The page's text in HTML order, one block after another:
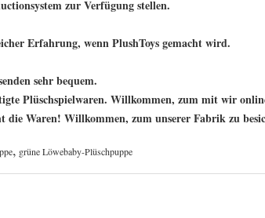
zur Verfügung stellen.
Erfahrung, wenn PlushToys gemacht wird.
sehr bequem.
Plüschspielwaren. Willkommen, zum mit wir
Waren! Willkommen, zum unserer Fabrik zu
, grüne Löwebaby-Plüschpuppe